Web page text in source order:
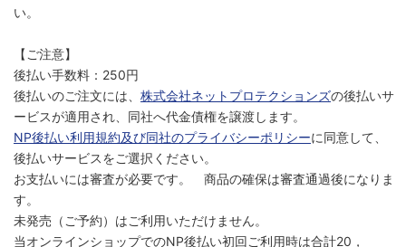
い。
【ご注意】
後払い手数料：250円
後払いのご注文には、 株式会社ネットプロテクションズの後払いサ
ービスが適用され、同社へ代金債権を譲渡します。
NP後払い利用規約及び同社のプライバシーポリシーに同意して、
後払いサービスをご選択ください。
お支払いには審査が必要です。 商品の確保は審査通過後になりま
す。
未発売（ご予約）はご利用いただけません。
当オンラインショップでのNP後払い初回ご利用時は合計20，